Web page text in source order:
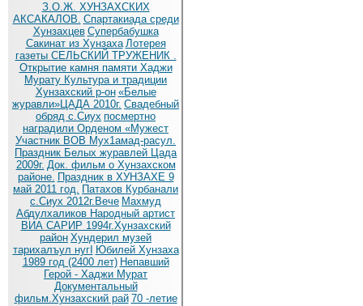
З.О.Ж. ХУНЗАХСКИХ
АКСАКАЛОВ. Спартакиада среди
Хунзахцев Супербабушка
Сакинат из Хунзаха Лотерея
газеты СЕЛЬСКИЙ ТРУЖЕНИК .
Открытие камня памяти Хаджи
Мурату Культура и традиции
Хунзахский р-он «Белые
журавли»ЦАДА 2010г. Cвадебный
обряд c.Сиух посмертно
наградили Орденом «Мужест
Участник ВОВ Мух1амад-расул.
Праздник Белых журавлей Цада
2009г. Док. фильм о Хунзахском
районе. Праздник в ХУНЗАХЕ 9
май 2011 год. Патахов Курбанали
с.Сиух 2012г.Вече Махмуд
Абдулхаликов Народный артист
ВИА САРИР 1994г.Хунзахский
район Хундерил музей
тарихалъул нугI Юбилей Хунзаха
1989 год (2400 лет) Непавший
Герой - Хаджи Мурат
Документальный
фильм.Хунзахский рай 70 -летие